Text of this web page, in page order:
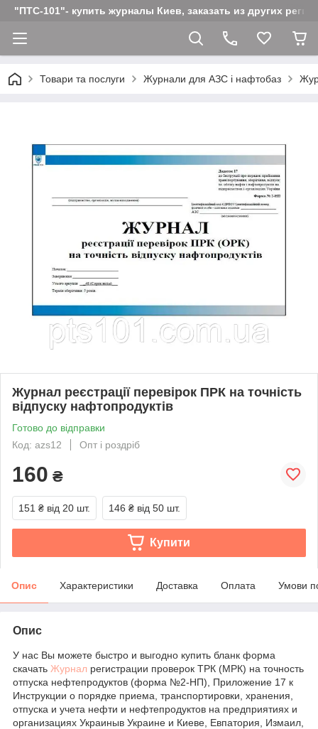
"ПТС-101"- купить журналы Киев, заказать из других
Товари та послуги Журнали для АЗС і нафтобаз
Журнал реєстрації перевірок ПРК на точність
відпуску нафтопродуктів
Готово до відправки
Код: azs12
Опт і роздріб
160 ₴
151 ₴ від 20 шт. 146 ₴ від 50 шт.
Купити
Опис Характеристики Доставка Оплата Умови
Опис
У нас Вы можете быстро и выгодно купить бланк форма
скачать Журнал регистрации проверок ТРК (МРК) на точность
отпуска нефтепродуктов (форма №2-НП), Приложение 17 к
Инструкции о порядке приема, транспортировки, хранения,
отпуска и учета нефти и нефтепродуктов на предприятиях и
организациях Украиныв Украине и Киеве, Евпатория, Измаил,